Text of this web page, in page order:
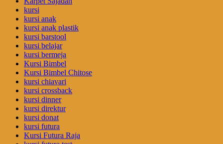
kursi
kursi anak
kursi anak plastik
kursi barstool
kursi belajar
kursi bermeja
Kursi Bimbel
Kursi Bimbel Chitose
kursi chiavari
kursi crossback
kursi dinner
kursi direktur
kursi donat
kursi futura
Kursi Futura Raja